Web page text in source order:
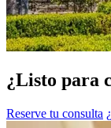
¿Listo para
Reserve tu consulta